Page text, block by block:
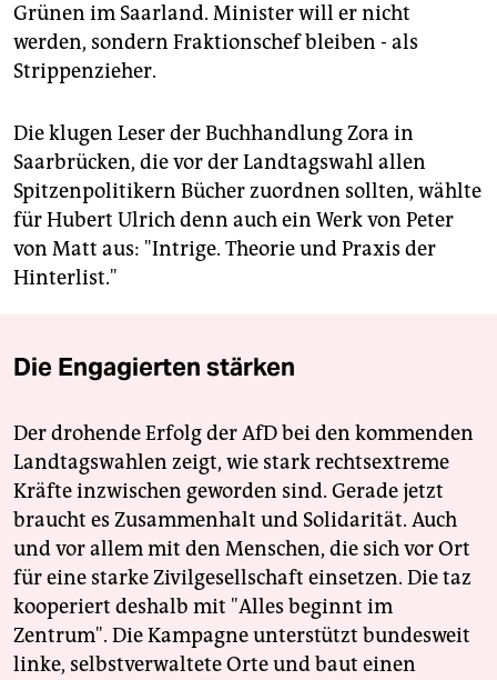
Grünen im Saarland. Minister will er nicht
werden, sondern Fraktionschef bleiben - als
Strippenzieher.
Die klugen Leser der Buchhandlung Zora in
Saarbrücken, die vor der Landtagswahl allen
Spitzenpolitikern Bücher zuordnen sollten, wählte
für Hubert Ulrich denn auch ein Werk von Peter
von Matt aus: "Intrige. Theorie und Praxis der
Hinterlist."
Die Engagierten stärken
Der drohende Erfolg der AfD bei den kommenden
Landtagswahlen zeigt, wie stark rechtsextreme
Kräfte inzwischen geworden sind. Gerade jetzt
braucht es Zusammenhalt und Solidarität. Auch
und vor allem mit den Menschen, die sich vor Ort
für eine starke Zivilgesellschaft einsetzen. Die taz
kooperiert deshalb mit "Alles beginnt im
Zentrum". Die Kampagne unterstützt bundesweit
linke, selbstverwaltete Orte und baut einen